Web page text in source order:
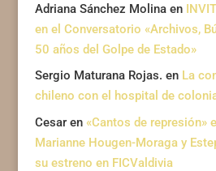
Adriana Sánchez Molinaen
en el Conversatorio «Archivos,
50 años del Golpe de Estado»
Sergio Maturana Rojas. en La
chileno con el hospital de
Cesaren «Cantos de represión»
Marianne Hougen-Moraga y
su estreno en FICValdivia